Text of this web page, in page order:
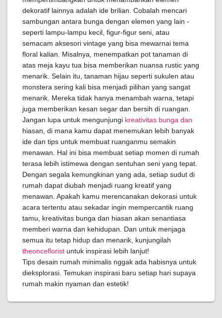
dekoratif lainnya adalah ide brilian. Cobalah mencari
sambungan antara bunga dengan elemen yang lain -
seperti lampu-lampu kecil, figur-figur seni, atau
semacam aksesori vintage yang bisa mewarnai tema
floral kalian. Misalnya, menempatkan pot tanaman di
atas meja kayu tua bisa memberikan nuansa rustic yang
menarik. Selain itu, tanaman hijau seperti sukulen atau
monstera sering kali bisa menjadi pilihan yang sangat
menarik. Mereka tidak hanya menambah warna, tetapi
juga memberikan kesan segar dan bersih di ruangan.
Jangan lupa untuk mengunjungi kreativitas bunga dan
hiasan, di mana kamu dapat menemukan lebih banyak
ide dan tips untuk membuat ruanganmu semakin
menawan. Hal ini bisa membuat setiap momen di rumah
terasa lebih istimewa dengan sentuhan seni yang tepat.
Dengan segala kemungkinan yang ada, setiap sudut di
rumah dapat diubah menjadi ruang kreatif yang
menawan. Apakah kamu merencanakan dekorasi untuk
acara tertentu atau sekadar ingin mempercantik ruang
tamu, kreativitas bunga dan hiasan akan senantiasa
memberi warna dan kehidupan. Dan untuk menjaga
semua itu tetap hidup dan menarik, kunjungilah
theonceflorist untuk inspirasi lebih lanjut!
Tips desain rumah minimalis nggak ada habisnya untuk
dieksplorasi. Temukan inspirasi baru setiap hari supaya
rumah makin nyaman dan estetik!